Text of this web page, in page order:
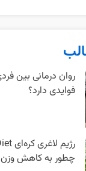
روان‌ درمانی بین‌
فوایدی دارد؟
چطور به کاهش